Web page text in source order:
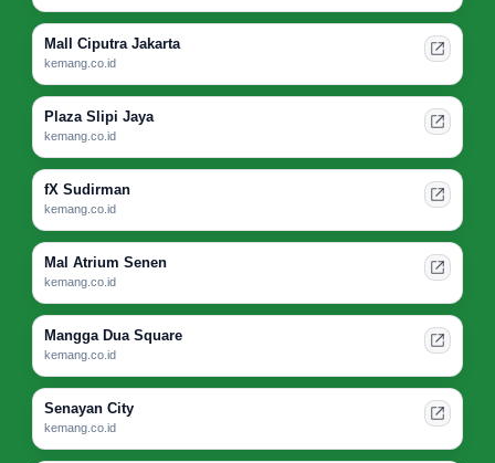
Mall Ciputra Jakarta
kemang.co.id
Plaza Slipi Jaya
kemang.co.id
fX Sudirman
kemang.co.id
Mal Atrium Senen
kemang.co.id
Mangga Dua Square
kemang.co.id
Senayan City
kemang.co.id